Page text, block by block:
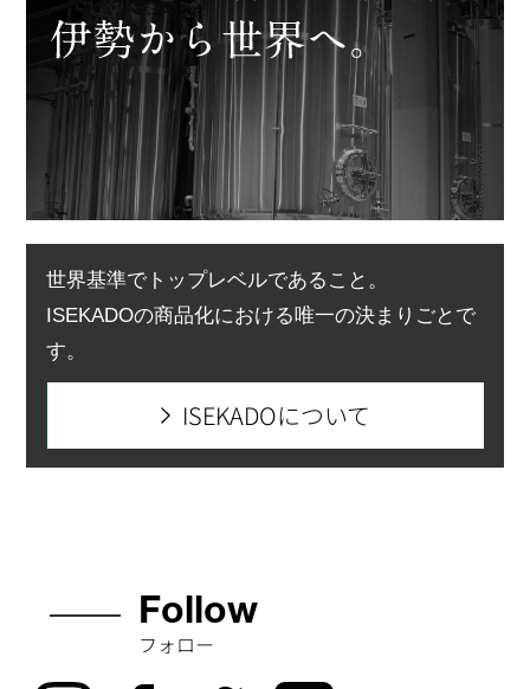
非公開
投稿日
2023/09/02
日本酒の「作」のキーワードで購入してみ
ましたが、とてもおいしかったです。
世界基準でトップレベルであること。
ISEKADOの商品化における唯一の決まりごとで
す。
ISEKADOについて
Follow
フォロー